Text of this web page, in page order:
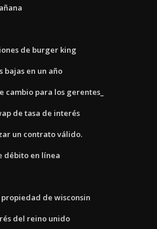
de burger king
bajas en un año
cambio para los gerentes_
de tasa de interés
un contrato válido.
débito en línea
de wisconsin
del reino unido